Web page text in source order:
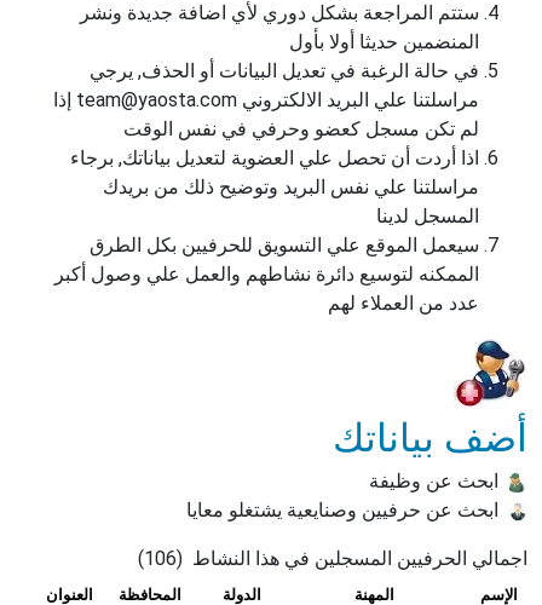
ستتم المراجعة بشكل دوري لأي اضافة جديدة ونشر
المنضمين حديثا أولا بأول
في حالة الرغبة في تعديل البيانات أو الحذف, يرجي
مراسلتنا علي البريد الالكتروني team@yaosta.com إذا
لم تكن مسجل كعضو وحرفي في نفس الوقت
اذا أردت أن تحصل علي العضوية لتعديل بياناتك, برجاء
مراسلتنا علي نفس البريد وتوضيح ذلك من بريدك
المسجل لدينا
سيعمل الموقع علي التسويق للحرفيين بكل الطرق
الممكنه لتوسيع دائرة نشاطهم والعمل علي وصول أكبر
عدد من العملاء لهم
أضف بياناتك
ابحث عن وظيفة
ابحث عن حرفيين وصنايعية يشتغلو معايا
اجمالي الحرفيين المسجلين في هذا النشاط (
106
)
الإسم المهنة الدولة المحافظة العنوان